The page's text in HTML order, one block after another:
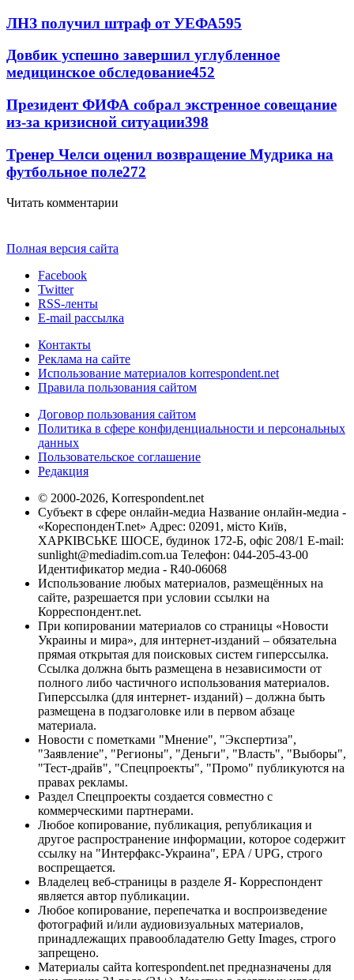
ЛНЗ получил штраф от УЕФА595
Довбик успешно завершил углубленное
медицинское обследование452
Президент ФИФА собрал экстренное совещание
из-за кризисной ситуации398
Тренер Челси оценил возвращение Мудрика на
футбольное поле272
Читать комментарии
Полная версия сайта
Facebook
Twitter
RSS-ленты
E-mail рассылка
Контакты
Реклама на сайте
Использование материалов korrespondent.net
Правила пользования сайтом
Договор пользования сайтом
Политика в сфере конфиденциальности и персональных
данных
Пользовательское соглашение
Редакция
© 2000-2026, Korrespondent.net
Субъект в сфере онлайн-медиа Название онлайн-медиа -
«КореспонденТ.net» Адрес: 02091, місто Київ,
ХАРКІВСЬКЕ ШОСЕ, будинок 172-Б, офіс 208/1 E-mail:
sunlight@mediadim.com.ua Телефон: 044-205-43-00
Идентификатор медиа - R40-06068
Использование любых материалов, размещённых на
сайте, разрешается при условии ссылки на
Корреспондент.net.
При копировании материалов со страницы «Новости
Украины и мира», для интернет-изданий – обязательна
прямая открытая для поисковых систем гиперссылка.
Ссылка должна быть размещена в независимости от
полного либо частичного использования материалов.
Гиперссылка (для интернет- изданий) – должна быть
размещена в подзаголовке или в первом абзаце
материала.
Новости с пометками "Мнение", "Экспертиза",
"Заявление", "Регионы", "Деньги", "Власть", "Выборы",
"Тест-драйв", "Спецпроекты", "Промо" публикуются на
правах рекламы.
Раздел Спецпроекты создается совместно с
коммерческими партнерами.
Любое копирование, публикация, републикация и
другое распространение информации, которое содержит
ссылку на "Интерфакс-Украина", EPA / UPG, строго
воспрещается.
Владелец веб-страницы в разделе Я- Корреспондент
является автор публикации.
Любое копирование, перепечатка и воспроизведение
фотографий и/или аудиовизуальных материалов,
принадлежащих правообладателю Getty Images, строго
запрещено.
Материалы сайта korrespondent.net предназначены для